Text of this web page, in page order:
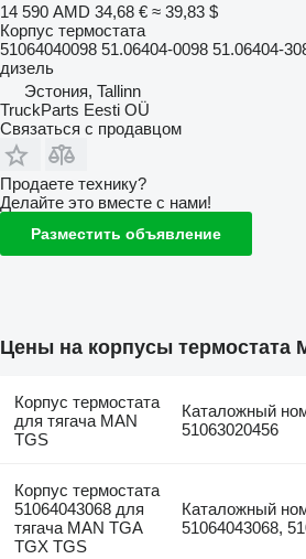
14 590 AMD 34,68 € ≈ 39,83 $
Корпус термостата
51064040098 51.06404-0098 51.06404-
дизель
Эстония, Tallinn
TruckParts Eesti OÜ
Связаться с продавцом
Продаете технику?
Делайте это вместе с нами!
Разместить объявление
Цены на корпусы термостата
Корпус термостата
для тягача MAN
TGS
Каталожный
51063020456
Корпус термостата
51064043068 для
тягача MAN TGA
TGX TGS
Каталожный
51064043068,